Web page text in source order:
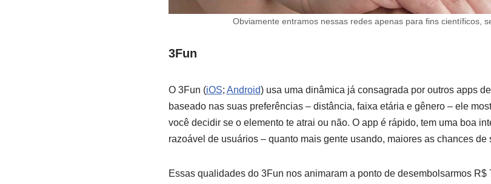
Obviamente entramos nessas redes apenas para fins científicos,
3Fun
O 3Fun (iOS; Android) usa uma dinâmica já consagrada por outros apps
baseado nas suas preferências – distância, faixa etária e gênero – ele
você decidir se o elemento te atrai ou não. O app é rápido, tem uma boa
razoável de usuários – quanto mais gente usando, maiores as chances
Essas qualidades do 3Fun nos animaram a ponto de desembolsarmos R$